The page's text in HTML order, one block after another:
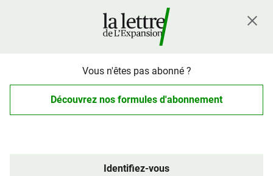
Vous n'êtes pas abonné ?
Découvrez nos formules d'abonnement
Identifiez-vous